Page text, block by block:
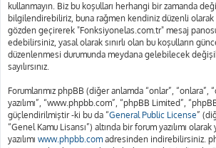
kullanmayın. Biz bu koşulları herhangi bir zamanda
bilgilendirebiliriz, buna rağmen kendiniz düzenli olarak
gözden geçirerek "Fonksiyonelas.com.tr" mesaj
edebilirsiniz, yasal olarak sınırlı olan bu koşulların
düzenlenmesi durumunda meydana gelebilecek
sayılırsınız.
Forumlarımız phpBB (diğer anlamda “onlar”, “onlara”,
yazılımı”, “www.phpbb.com”, “phpBB Limited”,
güçlendirilmiştir -ki bu da “General Public License”
“Genel Kamu Lisansı”) altında bir forum yazılımı olarak
yazılımı www.phpbb.com adresinden indirebilirsiniz.